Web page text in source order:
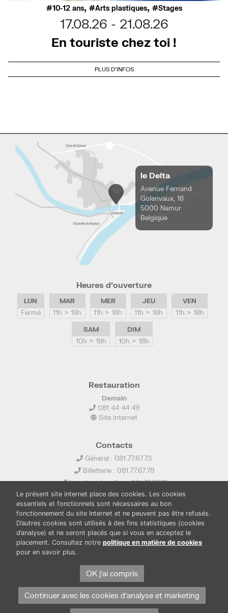
10-12 ans, Arts plastiques, Stages
17.08.26
21.08.26
En touriste chez toi !
PLUS D'INFOS
le Delta
Avenue Fernand
Golenvaux, 18
5000 Namur
Belgique
Heures d’ouverture
LUN
Fermé
MAR
11h > 18h
MER
11h > 18h
JEU
11h > 18h
VEN
11h > 18h
SAM
10h > 18h
DIM
10h > 18h
Restauration
Demain
081 44 44 49
Site internet
Contacts
Général : 081.77.67.73
Billetterie : 081.77.67.78
Location de salles : 081.77.67.79
info@ledelta.be
BOUTIQUE
Le présent site internet place des cookies. Les cookies
essentiels et fonctionnels sont nécessaires au bon
fonctionnement du site Internet et ne peuvent pas être refusés.
D’autres cookies sont utilisés à des fins statistiques (cookies
d’analyse) et ne seront placés que si vous en acceptez le
placement. Consultez notre politique en matière de cookies
pour en savoir plus.
OK j'ai compris
Continuer avec les cookies d'analyse et marketing